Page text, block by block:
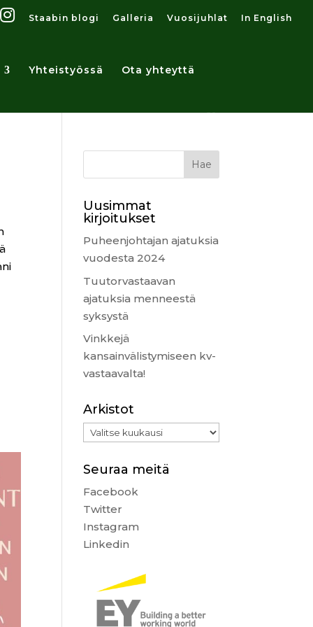
Staabin blogi Galleria Vuosijuhlat In English
Yhteistyössä Ota yhteyttä
Uusimmat
kirjoitukset
Puheenjohtajan ajatuksia
vuodesta 2024
Tuutorvastaavan
ajatuksia menneestä
syksystä
Vinkkejä
kansainvälistymiseen kv-
vastaavalta!
Arkistot
Arkistot
Seuraa meitä
Facebook
Twitter
Instagram
Linkedin